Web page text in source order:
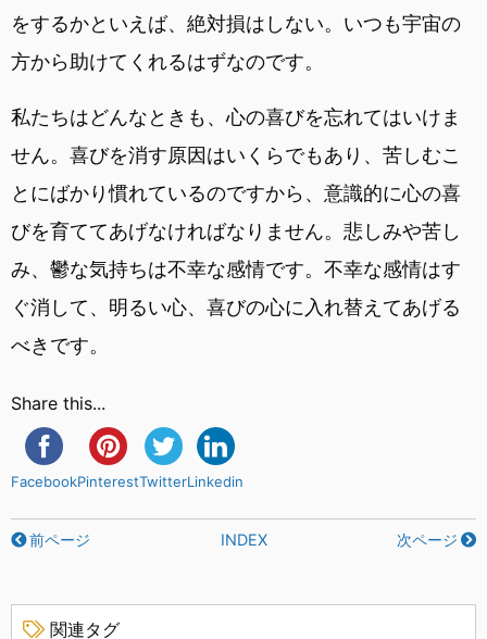
をするかといえば、絶対損はしない。いつも宇宙の
方から助けてくれるはずなのです。
私たちはどんなときも、心の喜びを忘れてはいけま
せん。喜びを消す原因はいくらでもあり、苦しむこ
とにばかり慣れているのですから、意識的に心の喜
びを育ててあげなければなりません。悲しみや苦し
み、鬱な気持ちは不幸な感情です。不幸な感情はす
ぐ消して、明るい心、喜びの心に入れ替えてあげる
べきです。
Share this...
FacebookPinterestTwitterLinkedin
前ページ INDEX 次ページ
関連タグ